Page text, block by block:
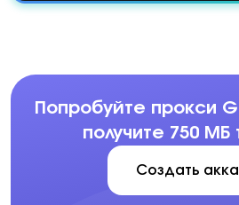
Попробуйте прокси
получите 750 МБ
Создать